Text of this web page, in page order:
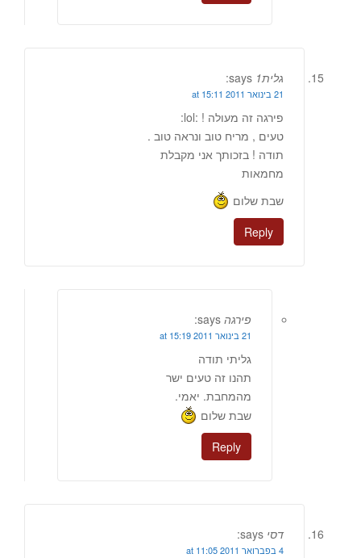
גלית1 says:
21 בינואר 2011 at 15:11
פירגה זה מעולה ! :lol:
טעים , מריח טוב ונראה טוב .
תודה ! בזכותך אני מקבלת
מחמאות
שבת שלום
Reply
פירגה says:
21 בינואר 2011 at 15:19
גליתי תודה
תהנו זה טעים ישר
מהמחבת. יאמי.
שבת שלום
Reply
דסי says:
4 בפברואר 2011 at 11:05